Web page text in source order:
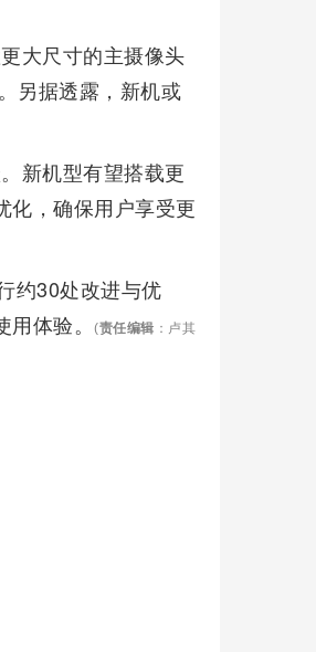
大尺寸的主摄像头
另据透露，新机或
新机型有望搭载更
化，确保用户享受更
约30处改进与优
体验。
(责任编辑 ：卢其